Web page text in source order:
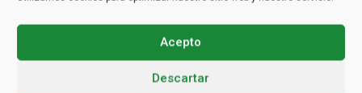
Acepto
Descartar
síntomas de la foliculitis
pueden variar según el tipo y la
gravedad de la infección. Los síntomas comunes de la
inflamación purulenta de un folículo piloso incluyen:
Bultos pequeños y rojos en el cuero cabelludo: Los bultos